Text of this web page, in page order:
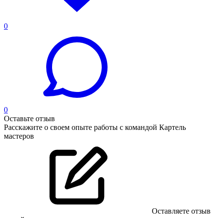
0
0
Оставьте отзыв
Расскажите о своем опыте работы с командой Картель
мастеров
Оставляете отзыв